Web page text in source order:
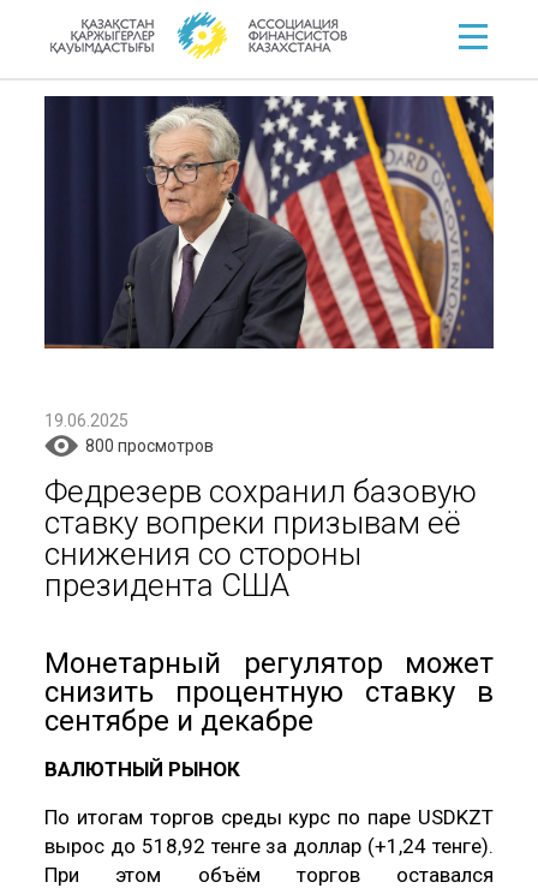
19.06.2025
800 просмотров
Федрезерв сохранил базовую
ставку вопреки призывам её
снижения со стороны
президента США
Монетарный регулятор может
снизить процентную ставку в
сентябре и декабре
ВАЛЮТНЫЙ РЫНОК
По итогам торгов среды курс по паре USDKZT
вырос до 518,92 тенге за доллар (+1,24 тенге).
При этом объём торгов оставался